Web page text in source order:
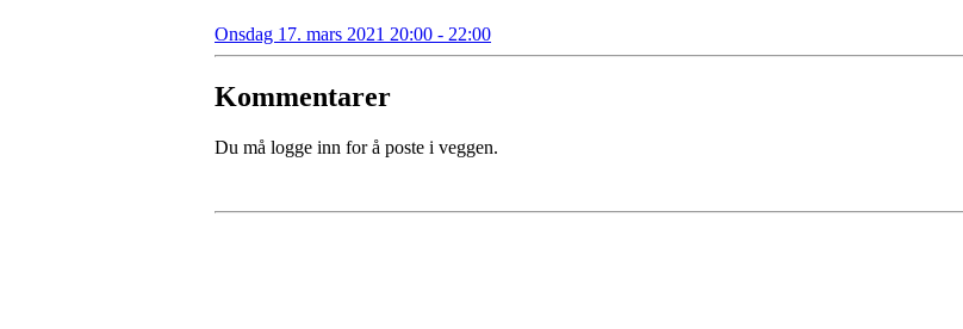
Onsdag 17. mars 2021 20:00 - 22:00
Kommentarer
Du må logge inn for å poste i veggen.